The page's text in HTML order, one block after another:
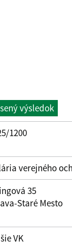
výsledok
1200
verejného
35
Staré Mesto
VK